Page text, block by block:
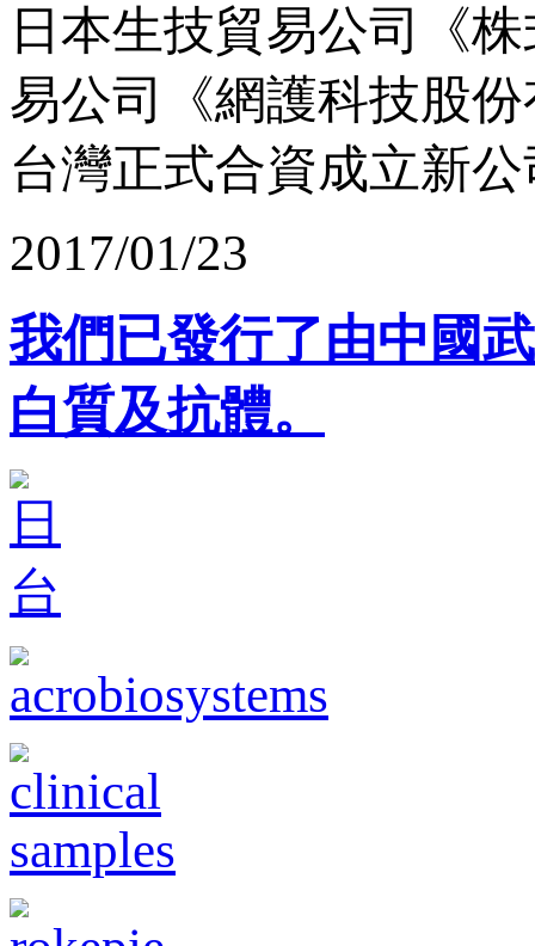
日本生技貿易公司《
易公司《網護科技股
台灣正式合資成立新
2017/01/23
我們已發行了由中國
白質及抗體。